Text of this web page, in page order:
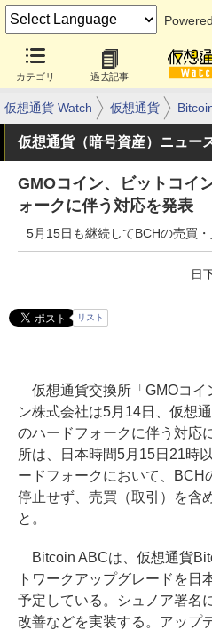
カテゴリ 過去記事
仮想通貨 Watch 仮想通貨
仮想通貨（暗号資産）ニュー
GMOコイン、ビットコイ
ォークに伴う対応を発表
5月15日も継続してBCHの売買
日
リスト
仮想通貨交換所「GMOコイ
ン株式会社は5月14日、仮想
のハードフォークに伴う対応
所は、日本時間5月15日21時
ードフォークにおいて、BCH
停止せず、売買（取引）を含
と。
Bitcoin ABCは、仮想通貨
トワークアップグレードを日
予定している。シュノア署名
改善などを実装する。アップ